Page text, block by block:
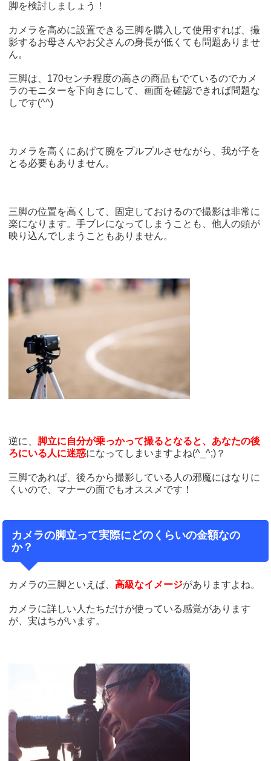
脚を検討しましょう！
カメラを高めに設置できる三脚を購入して使用すれば、撮
影するお母さんやお父さんの身長が低くても問題ありませ
ん。
三脚は、170センチ程度の高さの商品もでているのでカメ
ラのモニターを下向きにして、画面を確認できれば問題な
しです(^^)
カメラを高くにあげて腕をプルプルさせながら、我が子を
とる必要もありません。
三脚の位置を高くして、固定しておけるので撮影は非常に
楽になります。手ブレになってしまうことも、他人の頭が
映り込んでしまうこともありません。
逆に、 脚立に自分が乗っかって撮るとなると、あなたの後
ろにいる人に迷惑になってしまいますよね(^_^;)？
三脚であれば、後ろから撮影している人の邪魔にはなりに
くいので、マナーの面でもオススメです！
カメラの脚立って実際にどのくらいの金額なの
か？
カメラの三脚といえば、高級なイメージがありますよね。
カメラに詳しい人たちだけが使っている感覚があります
が、実はちがいます。